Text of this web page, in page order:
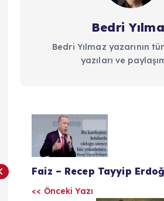
Bedri
Bedri Yılmaz yazarının
yazıları ve
a
zFaiz – Recep Tayyip
<< Önceki Yazı